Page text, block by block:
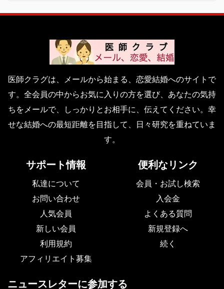
医師クラグは、メールから始まる、恋愛結婚へのサイトで
す。全会員の中からお気に入りの方を選び、あなたの気持
ちをメールで、しっかりとお相手に、伝えてください。幸
せな結婚への最短距離を目指して、日々研究を重ねていま
す。
サポート情報
私達について
お問い合わせ
人気会員
新しい会員
利用規約
アフィリエイト募集
便利なリンク
会員・お試し検索
入会金
よくある質問
新規登録へ
続く
ニュースレターに参加する